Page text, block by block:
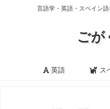
言語学・英語・スペイン
ごが
英語 ス